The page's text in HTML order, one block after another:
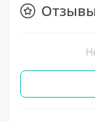
Отзывы